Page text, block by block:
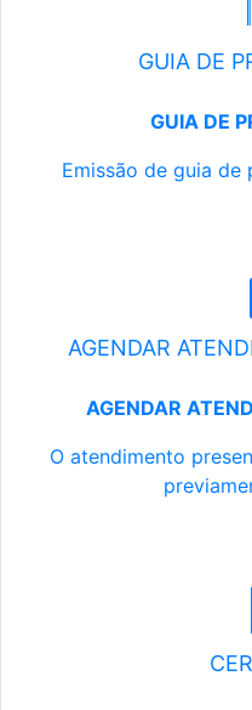
GUIA DE
GUIA DE
Emissão de guia
AGENDAR
AGENDAR
O atendimento